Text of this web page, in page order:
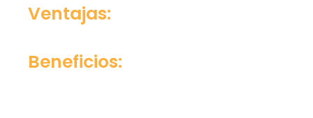
Ventajas:
Beneficios: